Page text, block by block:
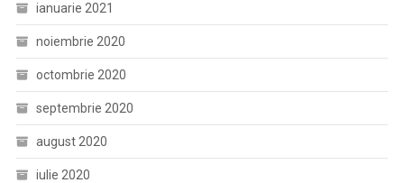
ianuarie 2021
noiembrie 2020
octombrie 2020
septembrie 2020
august 2020
iulie 2020